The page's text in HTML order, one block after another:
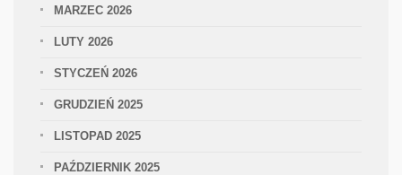
MARZEC 2026
LUTY 2026
STYCZEŃ 2026
GRUDZIEŃ 2025
LISTOPAD 2025
PAŹDZIERNIK 2025